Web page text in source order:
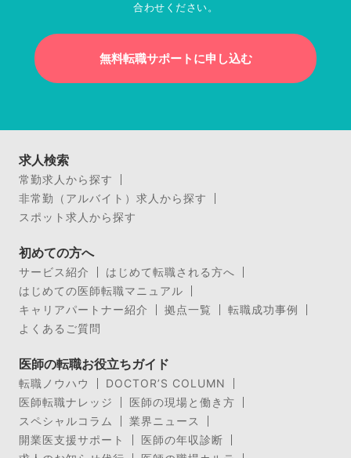
合わせください。
無料転職サポートに申し込む
求人検索
常勤求人から探す
非常勤（アルバイト）求人から探す
スポット求人から探す
初めての方へ
サービス紹介
はじめて転職される方へ
はじめての医師転職マニュアル
キャリアパートナー紹介
拠点一覧
転職成功事例
よくあるご質問
医師の転職お役立ちガイド
転職ノウハウ
DOCTOR’S COLUMN
医師転職ナレッジ
医師の現場と働き方
スペシャルコラム
業界ニュース
開業医支援サポート
医師の年収診断